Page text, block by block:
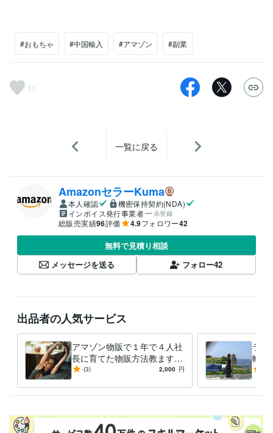
#おもちゃ #中国輸入 #アマゾン #副業
11
一覧に戻る
AmazonセラーKuma
本人確認
機密保持契約(NDA)
インボイス発行事業者
未登録
総販売実績96評価 4.9フォロワー42
無料で見積り相談
メッセージを送る
フォロー42
出品者の人気サービス
アマゾン物販で１年で４人社
長に育てた物販方法教ます
これやればいいのに。人が気
ゴリ
-(3) 2,000 円
ライ
輸入
カテ